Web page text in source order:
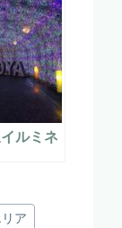
ルミネ
ア